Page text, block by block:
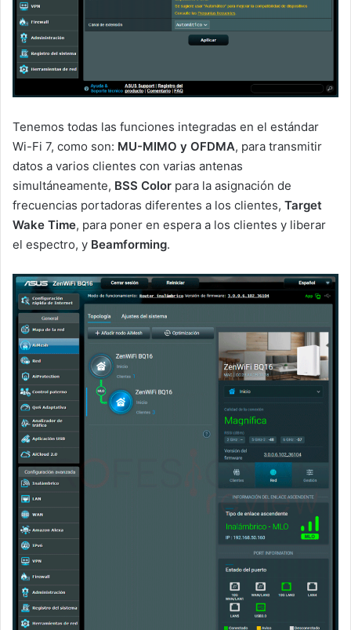
Tenemos todas las funciones integradas en el estándar
Wi-Fi 7, como son: MU-MIMO y OFDMA, para transmitir
datos a varios clientes con varias antenas
simultáneamente, BSS Color para la asignación de
frecuencias portadoras diferentes a los clientes, Target
Wake Time, para poner en espera a los clientes y liberar
el espectro, y Beamforming.